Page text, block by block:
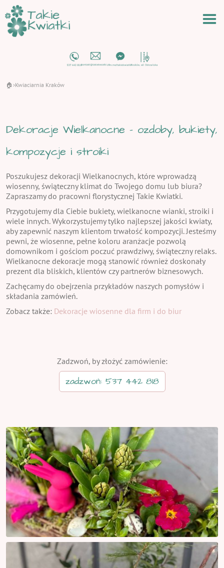
🏠 ›Kwiaciarnia Kraków
Dekoracje Wielkanocne - ozdoby, bukiety,
kompozycje i stroiki
Poszukujesz dekoracji Wielkanocnych, które wprowadzą
wiosenny, świąteczny klimat do Twojego domu lub biura?
Zapraszamy do pracowni florystycznej Takie Kwiatki.
Przygotujemy dla Ciebie bukiety, wielkanocne wianki, stroiki i
wiele innych. Wykorzystujemy tylko najlepszej jakości kwiaty,
aby zapewnić naszym klientom trwałość kompozycji. Jesteśmy
pewni, że wiosenne, pełne koloru aranżacje pozwolą
domownikom i gościom poczuć prawdziwy, świąteczny relaks.
Wielkanocne dekoracje mogą stanowić również doskonały
prezent dla bliskich, klientów czy partnerów biznesowych.
Zachęcamy do obejrzenia przykładów naszych pomysłów i
składania zamówień.
Zobacz także: Dekoracje wiosenne dla firm i do biur
Zadzwoń, by złożyć zamówienie:
zadzwoń: 537 442 818